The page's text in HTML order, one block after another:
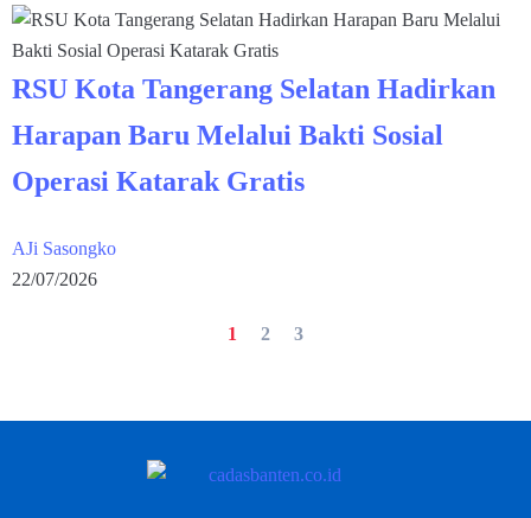
RSU Kota Tangerang Selatan Hadirkan
Harapan Baru Melalui Bakti Sosial
Operasi Katarak Gratis
AJi Sasongko
22/07/2026
1 2 3